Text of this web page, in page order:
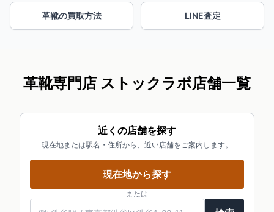
革靴の買取方法 LINE査定
革靴専門店 ストックラボ店舗一覧
近くの店舗を探す
現在地または駅名・住所から、近い店舗をご案内します。
現在地から探す
または